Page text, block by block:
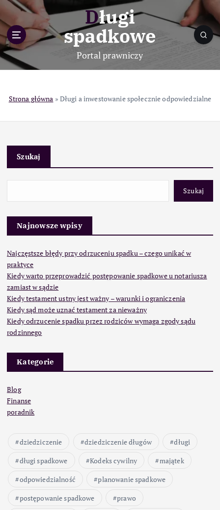
p
o
c
Długi
spadkowe
Portal prawniczy
Strona główna » Długi a inwestowanie społecznie odpowiedzialne
Szukaj
Szukaj
Najnowsze wpisy
Najczęstsze błędy przy odrzuceniu spadku – czego unikać w
praktyce
Kiedy warto przeprowadzić postępowanie spadkowe u notariusza
zamiast w sądzie
Kiedy testament ustny jest ważny – warunki i ograniczenia
Kiedy sąd może uznać testament za nieważny
Kiedy odrzucenie spadku przez rodziców wymaga zgody sądu
rodzinnego
Kategorie
Blog
Finanse
poradnik
dziedziczenie dziedziczenie długów
długi
długi spadkowe
Kodeks cywilny
majątek
odpowiedzialność
planowanie spadkowe
postępowanie spadkowe
prawo